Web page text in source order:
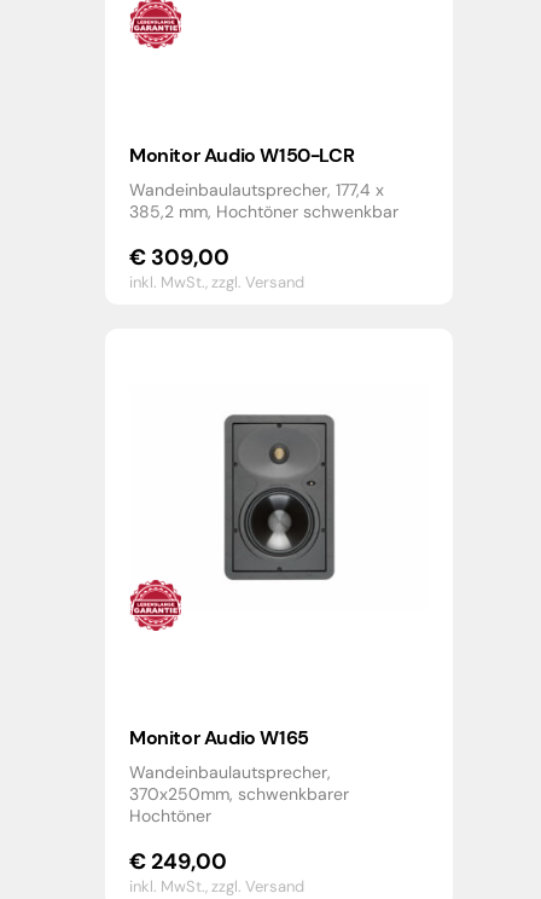
Monitor Audio W150-LCR
Wandeinbaulautsprecher, 177,4 x
385,2 mm, Hochtöner schwenkbar
€ 309,00
inkl. MwSt.,zzgl. Versand
Monitor Audio W165
Wandeinbaulautsprecher,
370x250mm, schwenkbarer
Hochtöner
€249,00
inkl. MwSt.,zzgl. Versand